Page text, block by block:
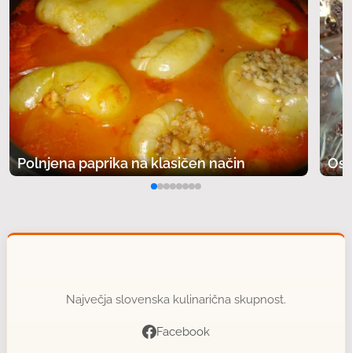
Polnjena paprika na klasičen način
Največja slovenska kulinarična skupnost.
Facebook